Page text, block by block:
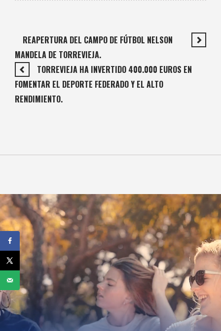
REAPERTURA DEL CAMPO DE FÚTBOL NELSON
MANDELA DE TORREVIEJA.
TORREVIEJA HA INVERTIDO 400.000 EUROS EN
FOMENTAR EL DEPORTE FEDERADO Y EL ALTO
RENDIMIENTO.